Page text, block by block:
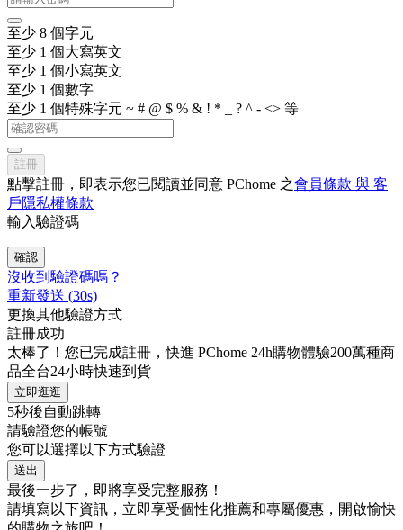
至少 8 個字元
至少 1 個大寫英文
至少 1 個小寫英文
至少 1 個數字
至少 1 個特殊字元 ~ # @ $ % & ! * _ ? ^ - <> 等
註冊
點擊註冊，即表示您已閱讀並同意 PChome 之會員條款 與 客
戶隱私權條款
輸入驗證碼
確認
沒收到驗證碼嗎？
重新發送 (30s)
更換其他驗證方式
註冊成功
太棒了！您已完成註冊，快進 PChome 24h購物體驗200萬種商
品全台24小時快速到貨
立即逛逛
5秒後自動跳轉
請驗證您的帳號
您可以選擇以下方式驗證
送出
最後一步了，即將享受完整服務！
請填寫以下資訊，立即享受個性化推薦和專屬優惠，開啟愉快